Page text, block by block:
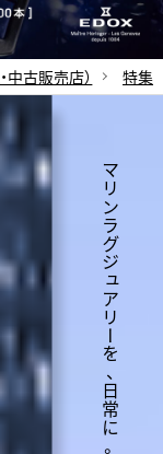
中古販売店） 特集
マ
リ
ン
ラ
グ
ジ
ュ
ア
リ
ー
を
、
日
常
に
。